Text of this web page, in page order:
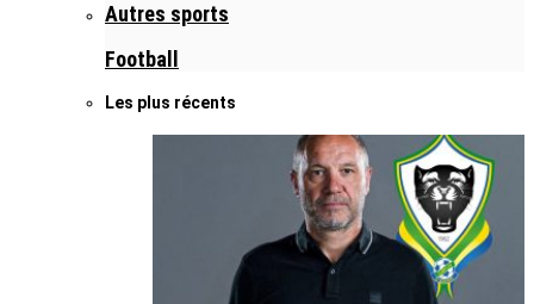
Autres sports
Football
Les plus récents